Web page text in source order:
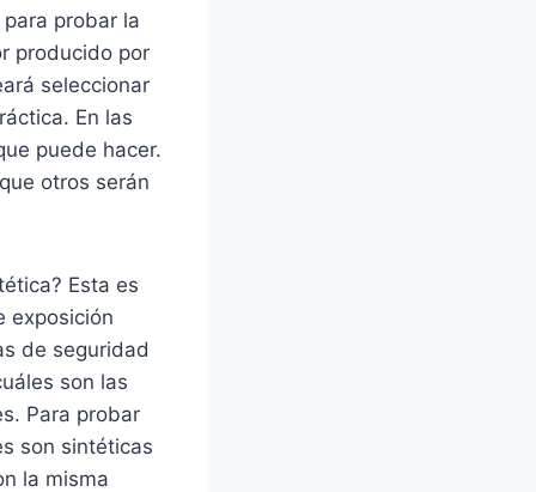
probar la
producido por
seleccionar
En las
puede hacer.
otros serán
Esta es
exposición
de seguridad
son las
Para probar
son sintéticas
la misma